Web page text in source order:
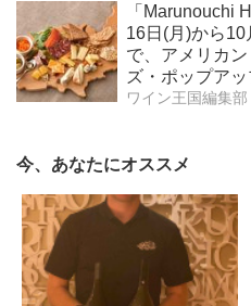
「Marunouchi
16日(月)から
で、アメリカ
ズ・ポップア
ワイン王国編集部
今、あなたにオススメ